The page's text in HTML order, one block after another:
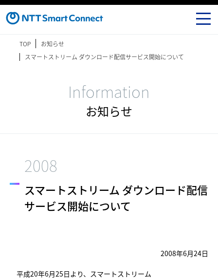
TOP
お知らせ
スマートストリーム ダウンロード配信サービス開始について
Information
お知らせ
2008
スマートストリーム ダウンロード配信
サービス開始について
2008年6月24日
平成20年6月25日より、スマートストリーム